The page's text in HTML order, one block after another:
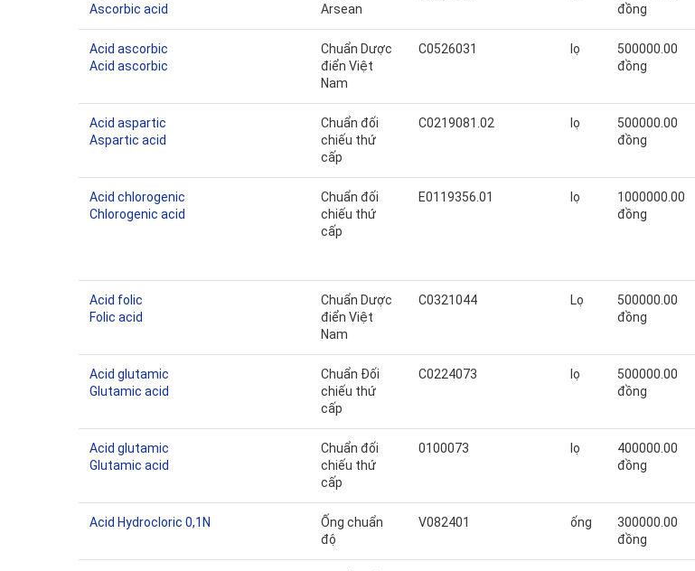
Ascorbic acid
Arsean
đồng
Acid ascorbic
Acid ascorbic
Chuẩn Dược
điển Việt
Nam
C0526031 lọ
500000.00
đồng
Acid aspartic
Aspartic acid
Chuẩn đối
chiếu thứ
cấp
C0219081.02 lọ
500000.00
đồng
Acid chlorogenic
Chlorogenic acid
Chuẩn đối
chiếu thứ
cấp
E0119356.01 lọ
1000000.00
đồng
Acid folic
Folic acid
Chuẩn Dược
điển Việt
Nam
C0321044 Lọ
500000.00
đồng
Acid glutamic
Glutamic acid
Chuẩn Đối
chiếu thứ
cấp
C0224073 lọ
500000.00
đồng
Acid glutamic
Glutamic acid
Chuẩn đối
chiếu thứ
cấp
0100073 lọ
400000.00
đồng
Acid Hydrocloric 0,1N
Ống chuẩn
độ
V082401 ống
300000.00
đồng